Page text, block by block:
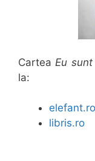
Cartea Eu
la:
elefant.ro
libris.ro